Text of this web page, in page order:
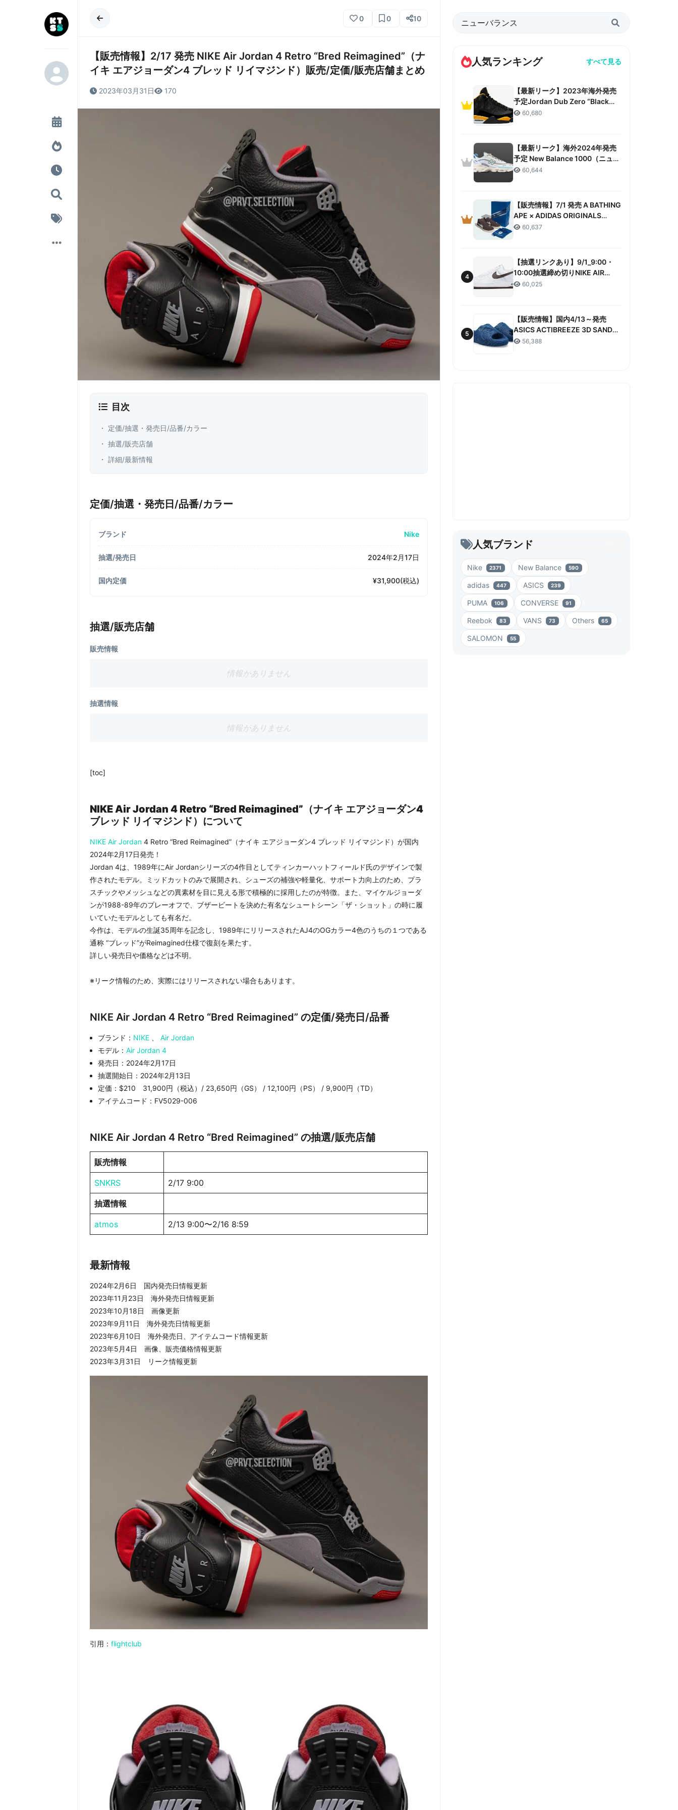
0 0 10
【販売情報】2/17 発売 NIKE Air Jordan 4 Retro “Bred Reimagined”（ナ
イキ エアジョーダン4 ブレッド リイマジンド）販売/定価/販売店舗まとめ
2023年03月31日 170
目次
・ 定価/抽選・発売日/品番/カラー
・ 抽選/販売店舗
・ 詳細/最新情報
定価/抽選・発売日/品番/カラー
ブランド Nike
抽選/発売日 2024年2月17日
国内定価 ¥31,900(税込)
抽選/販売店舗
販売情報
情報がありません
抽選情報
情報がありません
[toc]
NIKE Air Jordan 4 Retro “Bred Reimagined”（ナイキ エアジョーダン4
ブレッド リイマジンド）について
NIKE Air Jordan4 Retro “Bred Reimagined”（ナイキ エアジョーダン4 ブレッド リイマジンド）が国内
2024年2月17日発売！
Jordan 4は、1989年にAir Jordanシリーズの4作目としてティンカーハットフィールド氏のデザインで製
作されたモデル。ミッドカットのみで展開され、シューズの補強や軽量化、サポート力向上のため、プラ
スチックやメッシュなどの異素材を目に見える形で積極的に採用したのが特徴。また、マイケルジョーダ
ンが1988-89年のプレーオフで、ブザービートを決めた有名なシュートシーン「ザ・ショット」の時に履
いていたモデルとしても有名だ。
今作は、モデルの生誕35周年を記念し、1989年にリリースされたAJ4のOGカラー4色のうちの１つである
通称 “ブレッド”がReimagined仕様で復刻を果たす。
詳しい発売日や価格などは不明。
※リーク情報のため、実際にはリリースされない場合もあります。
NIKE Air Jordan 4 Retro “Bred Reimagined” の定価/発売日/品番
ブランド： NIKE
Air Jordan
モデル： Air Jordan 4
発売日：2024年2月17日
抽選開始日：2024年2月13日
定価：$210 31,900円（税込）/ 23,650円（GS） / 12,100円（PS） / 9,900円（TD）
アイテムコード：FV5029-006
NIKE Air Jordan 4 Retro “Bred Reimagined” の抽選/販売店舗
販売情報
SNKRS 2/17 9:00
抽選情報
atmos 2/13 9:00〜2/16 8:59
最新情報
2024年2月6日 国内発売日情報更新
2023年11月23日 海外発売日情報更新
2023年10月18日 画像更新
2023年9月11日 海外発売日情報更新
2023年6月10日 海外発売日、アイテムコード情報更新
2023年5月4日 画像、販売価格情報更新
2023年3月31日 リーク情報更新
引用： flightclub
人気ランキング すべて見る
【最新リーク】2023年海外発売
予定Jordan Dub Zero “Black
Taxi”リーク情報まとめ
60,680
【最新リーク】海外2024年発売
予定 New Balance 1000（ニュー
バランス 1000）リーク情報まと
60,644
【販売情報】7/1 発売 A BATHING
APE × ADIDAS ORIGINALS
CAMPUS 80S “30TH
60,637
4
【抽選リンクあり】9/1_9:00・
10:00抽選締め切りNIKE AIR
FORCE 1 LOW RETRO COLOR
60,025
5
【販売情報】国内4/13～発売
ASICS ACTIBREEZE 3D SANDAL
“MAKO BLUE” 販売/定価/店舗ま
56,388
人気ブランド
Nike 2371 New Balance 590
adidas 447 ASICS 239
PUMA 106 CONVERSE 91
Reebok 83 VANS 73 Others 65
SALOMON 55